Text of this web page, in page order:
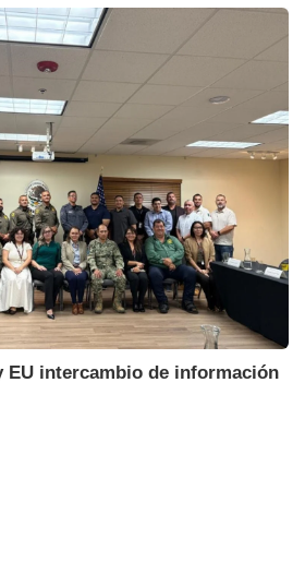
EU intercambio de información